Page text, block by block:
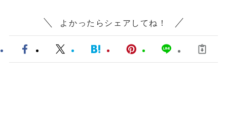
よかったらシェアしてね！